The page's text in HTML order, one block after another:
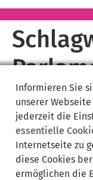
Wahlen
Informieren Sie
unserer
jederzeit die
essentielle
Internetseite zu
diese Cookies
ermöglichen die